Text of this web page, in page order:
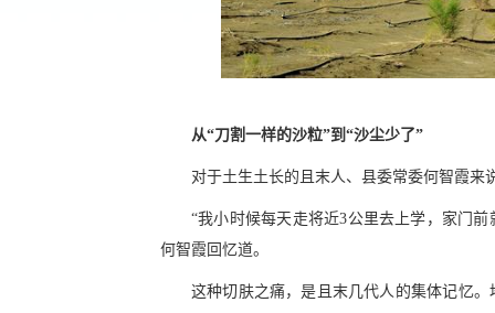
从“刀割一样的沙粒”到“沙尘少了”
对于土生土长的且末人、县委常委何智霞
“我小时候每天走将近3公里去上学，家门
何智霞回忆道。
这种切肤之痛，是且末几代人的集体记忆